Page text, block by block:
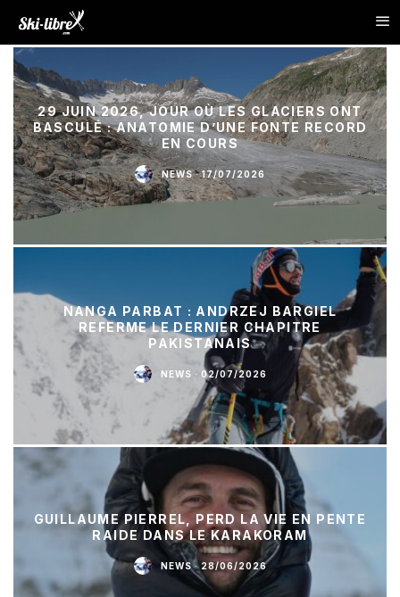
29 JUIN 2026, JOUR OÙ LES GLACIERS ONT
BASCULÉ : ANATOMIE D’UNE FONTE RECORD
EN COURS
NEWS · 17/07/2026
NANGA PARBAT : ANDRZEJ BARGIEL
REFERME LE DERNIER CHAPITRE
PAKISTANAIS
NEWS · 02/07/2026
GUILLAUME PIERREL, PERD LA VIE EN PENTE
RAIDE DANS LE KARAKORAM
NEWS · 28/06/2026